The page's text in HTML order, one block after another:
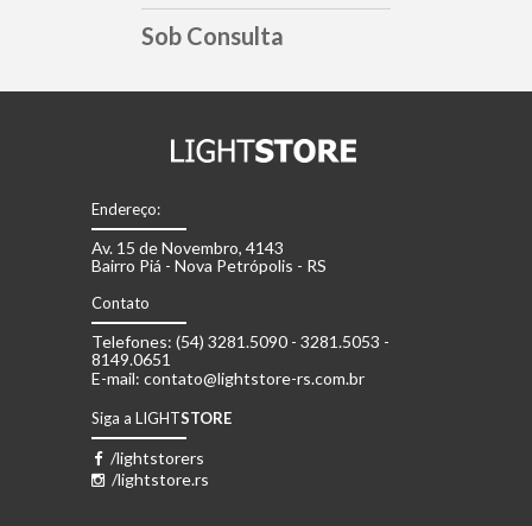
Sob Consulta
Endereço:
Av. 15 de Novembro, 4143
Bairro Piá - Nova Petrópolis - RS
Contato
Telefones: (54) 3281.5090 - 3281.5053 -
8149.0651
E-mail: contato@lightstore-rs.com.br
Siga a LIGHTSTORE
/lightstorers
/lightstore.rs